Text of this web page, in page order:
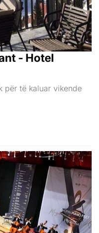
- Hotel
për të kaluar vikende